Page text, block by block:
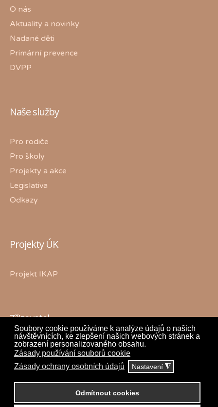
Soubory cookie používáme k analýze údajů o našich
návštěvnících, ke zlepšení našich webových stránek a
zobrazení personalizovaného obsahu.
Zásady používání souborů cookie
Zásady ochrany osobních údajů
Nastavení ◮
Odmítnout cookies
O nás
Aktuality a novinky
Nadané děti
Primární prevence
DVPP
Naše služby
Pro rodiče
Pro školy
Projekty a akce
Legislativa
Odkazy
Projekty ÚK
Projekt IKAP
Zřizovatel